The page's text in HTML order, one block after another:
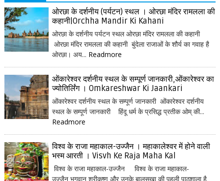
ओरछा के दर्शनीय (पर्यटन) स्थल । ओरछा मंदिर रामलला की
कहानी|Orchha Mandir Ki Kahani
ओरछा के दर्शनीय पर्यटन स्थल ओरछा मंदिर रामलला की कहानी
ओरछा मंदिर रामलला की कहानी बुंदेला राजाओं के शौर्य का गवाह है
ओरछा। अय... Readmore
ओंकारेश्वर दर्शनीय स्थल के सम्पूर्ण जानकारी,ओंकारेश्वर का
ज्योतिर्लिंग । Omkareshwar Ki Jaankari
ओंकारेश्वर दर्शनीय स्थल के सम्पूर्ण जानकारी ओंकारेश्वर दर्शनीय
स्थल के सम्पूर्ण जानकारी हिंदू धर्म के प्रसिद्ध प्रतीक ओम् की...
Readmore
विश्व के राजा महाकाल-उज्जैन । महाकालेश्वर में होने वाली
भस्म आरती । Visvh Ke Raja Maha Kal
विश्व के राजा महाकाल-उज्जैन विश्व के राजा महाकाल-
उज्जैन भगवान श्रीकृष्ण और उनके बालसखा की पहली पाठशाला है